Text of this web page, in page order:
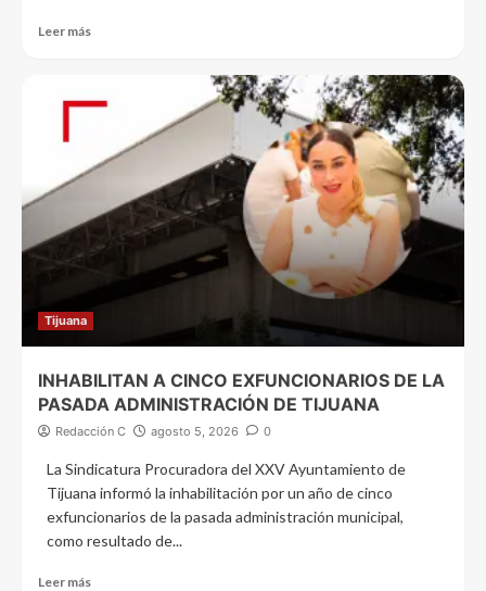
Leer más
Tijuana
INHABILITAN A CINCO EXFUNCIONARIOS DE LA
PASADA ADMINISTRACIÓN DE TIJUANA
Redacción C agosto 5, 2026 0
La Sindicatura Procuradora del XXV Ayuntamiento de
Tijuana informó la inhabilitación por un año de cinco
exfuncionarios de la pasada administración municipal,
como resultado de...
Leer más